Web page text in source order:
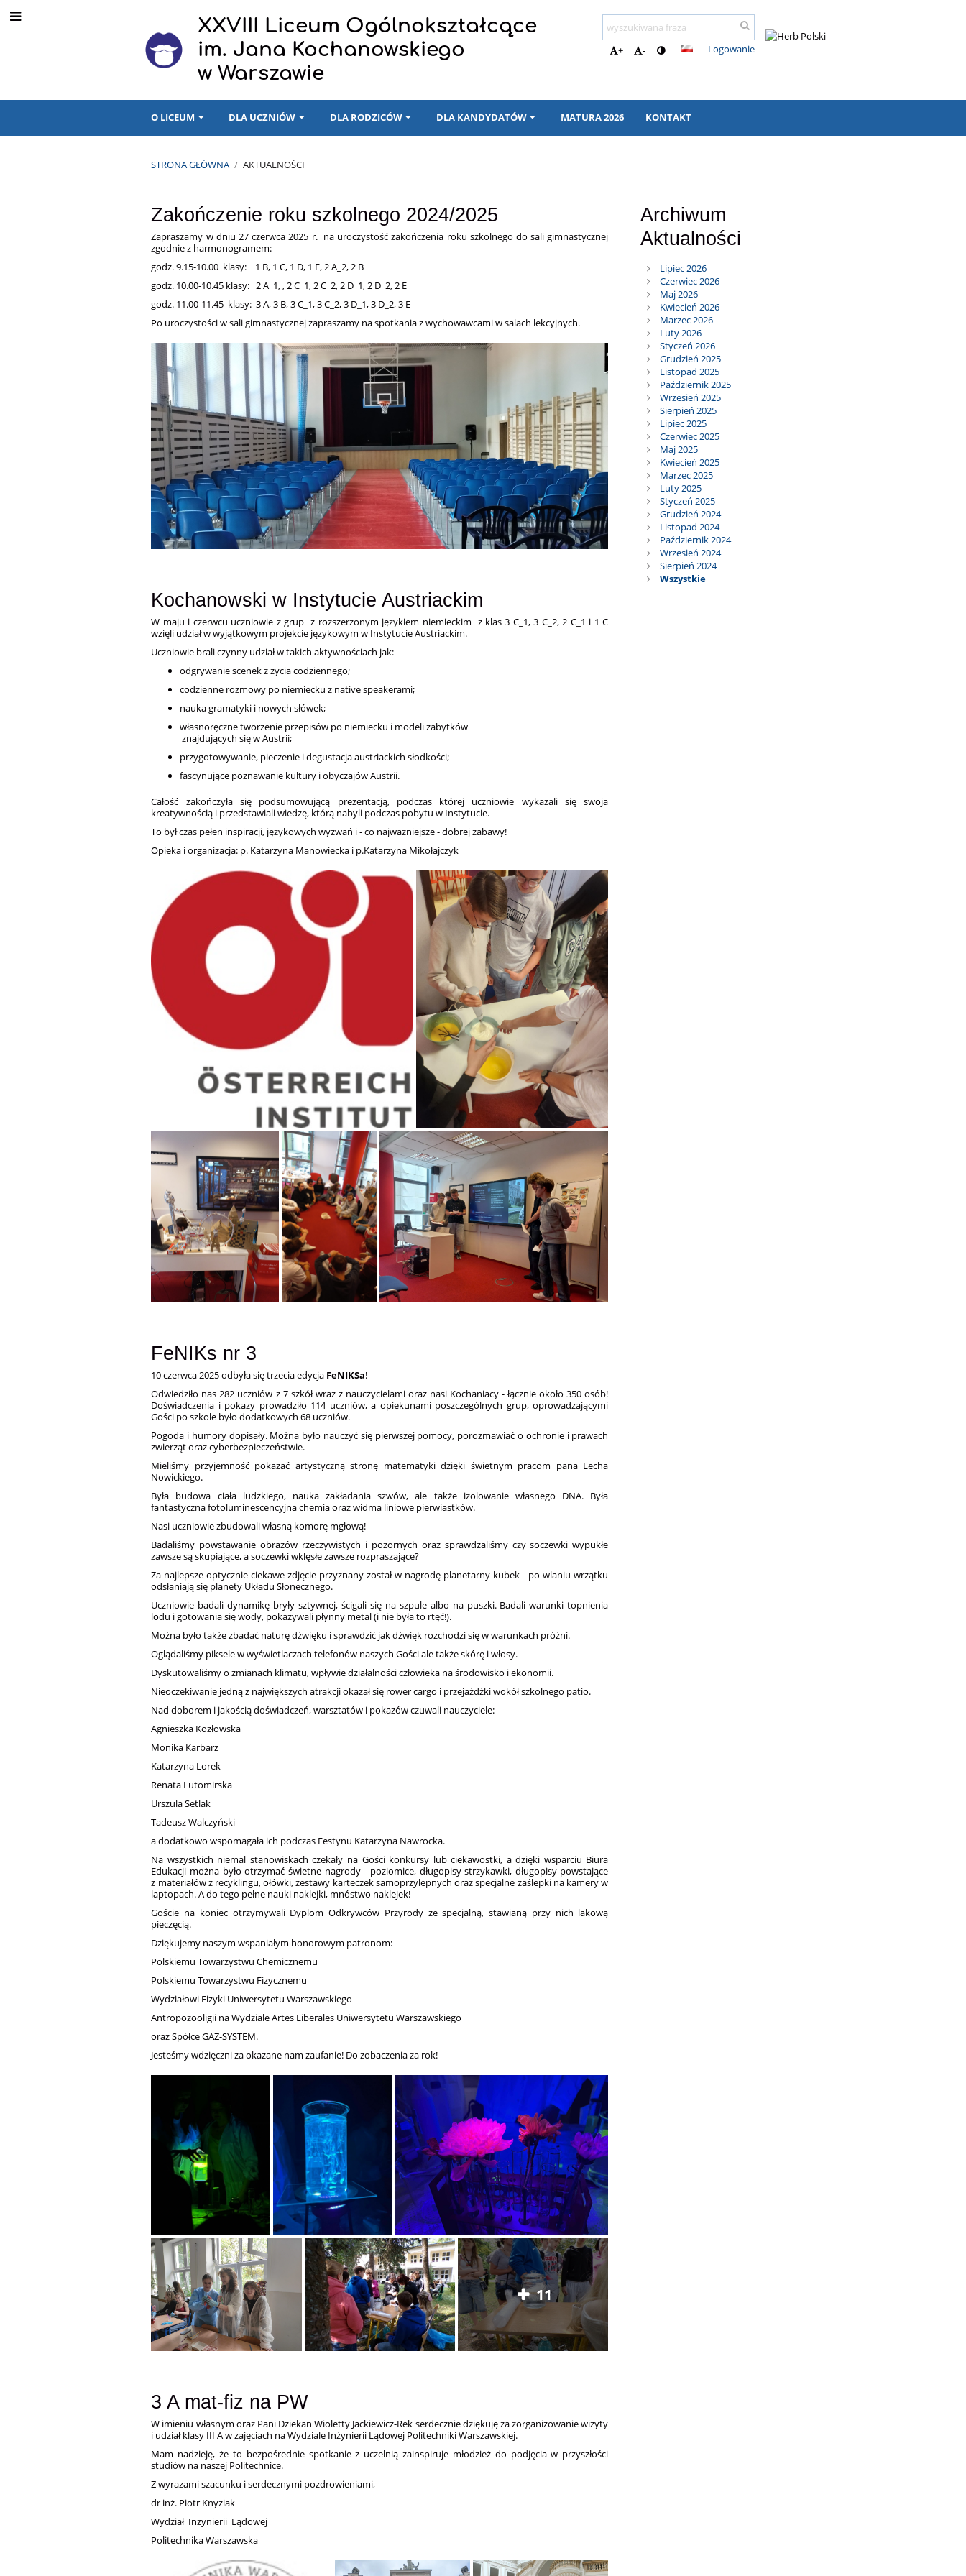
XXVIII Liceum Ogólnokształcące
im. Jana Kochanowskiego
w Warszawie
+ - Logowanie
O LICEUM DLA UCZNIÓW DLA RODZICÓW DLA KANDYDATÓW MATURA 2026 KONTAKT
STRONA GŁÓWNA / AKTUALNOŚCI
Aktualności
Zakończenie roku szkolnego 2024/2025
Zapraszamy w dniu 27 czerwca 2025 r. na uroczystość zakończenia roku szkolnego do sali gimnastycznej
zgodnie z harmonogramem:
godz. 9.15-10.00 klasy: 1 B, 1 C, 1 D, 1 E, 2 A_2, 2 B
godz. 10.00-10.45 klasy: 2 A_1, , 2 C_1, 2 C_2, 2 D_1, 2 D_2, 2 E
godz. 11.00-11.45 klasy: 3 A, 3 B, 3 C_1, 3 C_2, 3 D_1, 3 D_2, 3 E
Po uroczystości w sali gimnastycznej zapraszamy na spotkania z wychowawcami w salach lekcyjnych.
Kochanowski w Instytucie Austriackim
W maju i czerwcu uczniowie z grup z rozszerzonym językiem niemieckim z klas 3 C_1, 3 C_2, 2 C_1 i 1 C
wzięli udział w wyjątkowym projekcie językowym w Instytucie Austriackim.
Uczniowie brali czynny udział w takich aktywnościach jak:
odgrywanie scenek z życia codziennego;
codzienne rozmowy po niemiecku z native speakerami;
nauka gramatyki i nowych słówek;
własnoręczne tworzenie przepisów po niemiecku i modeli zabytków
znajdujących się w Austrii;
przygotowywanie, pieczenie i degustacja austriackich słodkości;
fascynujące poznawanie kultury i obyczajów Austrii.
Całość zakończyła się podsumowującą prezentacją, podczas której uczniowie wykazali się swoja
kreatywnością i przedstawiali wiedzę, którą nabyli podczas pobytu w Instytucie.
To był czas pełen inspiracji, językowych wyzwań i - co najważniejsze - dobrej zabawy!
Opieka i organizacja: p. Katarzyna Manowiecka i p.Katarzyna Mikołajczyk
FeNIKs nr 3
10 czerwca 2025 odbyła się trzecia edycja FeNIKSa!
Odwiedziło nas 282 uczniów z 7 szkół wraz z nauczycielami oraz nasi Kochaniacy - łącznie około 350 osób!
Doświadczenia i pokazy prowadziło 114 uczniów, a opiekunami poszczególnych grup, oprowadzającymi
Gości po szkole było dodatkowych 68 uczniów.
Pogoda i humory dopisały. Można było nauczyć się pierwszej pomocy, porozmawiać o ochronie i prawach
zwierząt oraz cyberbezpieczeństwie.
Mieliśmy przyjemność pokazać artystyczną stronę matematyki dzięki świetnym pracom pana Lecha
Nowickiego.
Była budowa ciała ludzkiego, nauka zakładania szwów, ale także izolowanie własnego DNA. Była
fantastyczna fotoluminescencyjna chemia oraz widma liniowe pierwiastków.
Nasi uczniowie zbudowali własną komorę mgłową!
Badaliśmy powstawanie obrazów rzeczywistych i pozornych oraz sprawdzaliśmy czy soczewki wypukłe
zawsze są skupiające, a soczewki wklęsłe zawsze rozpraszające?
Za najlepsze optycznie ciekawe zdjęcie przyznany został w nagrodę planetarny kubek - po wlaniu wrzątku
odsłaniają się planety Układu Słonecznego.
Uczniowie badali dynamikę bryły sztywnej, ścigali się na szpule albo na puszki. Badali warunki topnienia
lodu i gotowania się wody, pokazywali płynny metal (i nie była to rtęć!).
Można było także zbadać naturę dźwięku i sprawdzić jak dźwięk rozchodzi się w warunkach próżni.
Oglądaliśmy piksele w wyświetlaczach telefonów naszych Gości ale także skórę i włosy.
Dyskutowaliśmy o zmianach klimatu, wpływie działalności człowieka na środowisko i ekonomii.
Nieoczekiwanie jedną z największych atrakcji okazał się rower cargo i przejażdżki wokół szkolnego patio.
Nad doborem i jakością doświadczeń, warsztatów i pokazów czuwali nauczyciele:
Agnieszka Kozłowska
Monika Karbarz
Katarzyna Lorek
Renata Lutomirska
Urszula Setlak
Tadeusz Walczyński
a dodatkowo wspomagała ich podczas Festynu Katarzyna Nawrocka.
Na wszystkich niemal stanowiskach czekały na Gości konkursy lub ciekawostki, a dzięki wsparciu Biura
Edukacji można było otrzymać świetne nagrody - poziomice, długopisy-strzykawki, długopisy powstające
z materiałów z recyklingu, ołówki, zestawy karteczek samoprzylepnych oraz specjalne zaślepki na kamery w
laptopach. A do tego pełne nauki naklejki, mnóstwo naklejek!
Goście na koniec otrzymywali Dyplom Odkrywców Przyrody ze specjalną, stawianą przy nich lakową
pieczęcią.
Dziękujemy naszym wspaniałym honorowym patronom:
Polskiemu Towarzystwu Chemicznemu
Polskiemu Towarzystwu Fizycznemu
Wydziałowi Fizyki Uniwersytetu Warszawskiego
Antropozooligii na Wydziale Artes Liberales Uniwersytetu Warszawskiego
oraz Spółce GAZ-SYSTEM.
Jesteśmy wdzięczni za okazane nam zaufanie! Do zobaczenia za rok!
11
3 A mat-fiz na PW
W imieniu własnym oraz Pani Dziekan Wioletty Jackiewicz-Rek serdecznie dziękuję za zorganizowanie wizyty
i udział klasy III A w zajęciach na Wydziale Inżynierii Lądowej Politechniki Warszawskiej.
Mam nadzieję, że to bezpośrednie spotkanie z uczelnią zainspiruje młodzież do podjęcia w przyszłości
studiów na naszej Politechnice.
Z wyrazami szacunku i serdecznymi pozdrowieniami,
dr inż. Piotr Knyziak
Wydział Inżynierii Lądowej
Politechnika Warszawska
Archiwum
Aktualności
Lipiec 2026
Czerwiec 2026
Maj 2026
Kwiecień 2026
Marzec 2026
Luty 2026
Styczeń 2026
Grudzień 2025
Listopad 2025
Październik 2025
Wrzesień 2025
Sierpień 2025
Lipiec 2025
Czerwiec 2025
Maj 2025
Kwiecień 2025
Marzec 2025
Luty 2025
Styczeń 2025
Grudzień 2024
Listopad 2024
Październik 2024
Wrzesień 2024
Sierpień 2024
Wszystkie